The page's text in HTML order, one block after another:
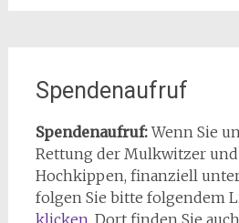
Spendenaufruf
Spendenaufruf:Wenn Sie
Rettung der Mulkwitzer
Hochkippen, finanziell
folgen Sie bitte folgendem
klicken . Dort finden Sie